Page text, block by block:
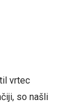
vrtec
so našli